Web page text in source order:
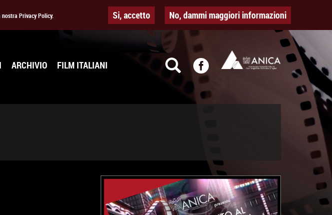
Privacy Policy. Si, accetto No, dammi maggiori informazioni
ARCHIVIO FILM ITALIANI